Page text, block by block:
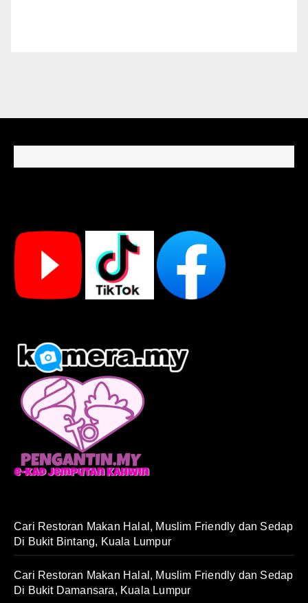
Cari Restoran Makan Halal, Muslim Friendly dan Sedap
Di Bukit Bintang, Kuala Lumpur
Cari Restoran Makan Halal, Muslim Friendly dan Sedap
Di Bukit Damansara, Kuala Lumpur